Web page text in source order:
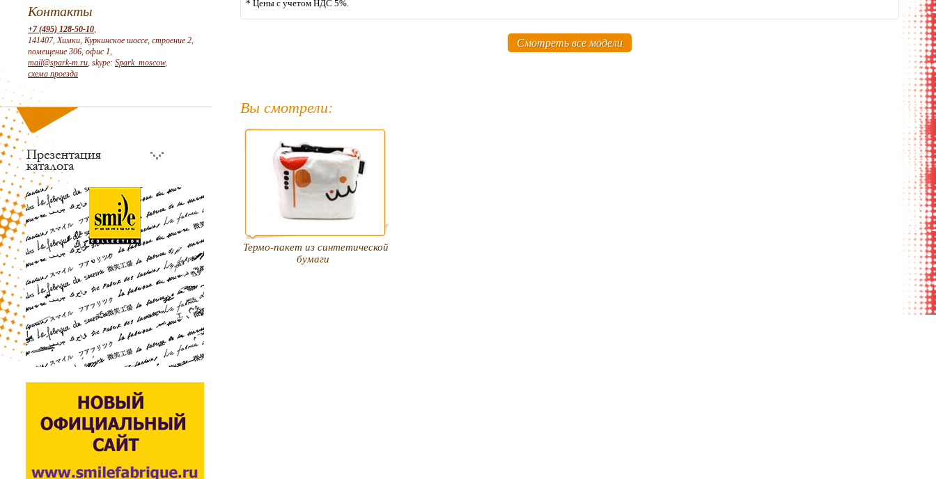
Контакты
+7 (495) 128-50-10,
141407, Химки, Куркинское шоссе, строение 2,
помещение 306, офис 1,
mail@spark-m.ru, skype: Spark_moscow,
схема проезда
* Цены с учетом НДС 5%.
Смотреть все модели
Вы смотрели:
Термо-пакет из синтетической
бумаги